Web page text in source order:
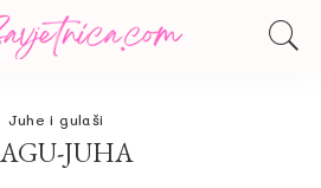
Juhe i gulaši
JUHA